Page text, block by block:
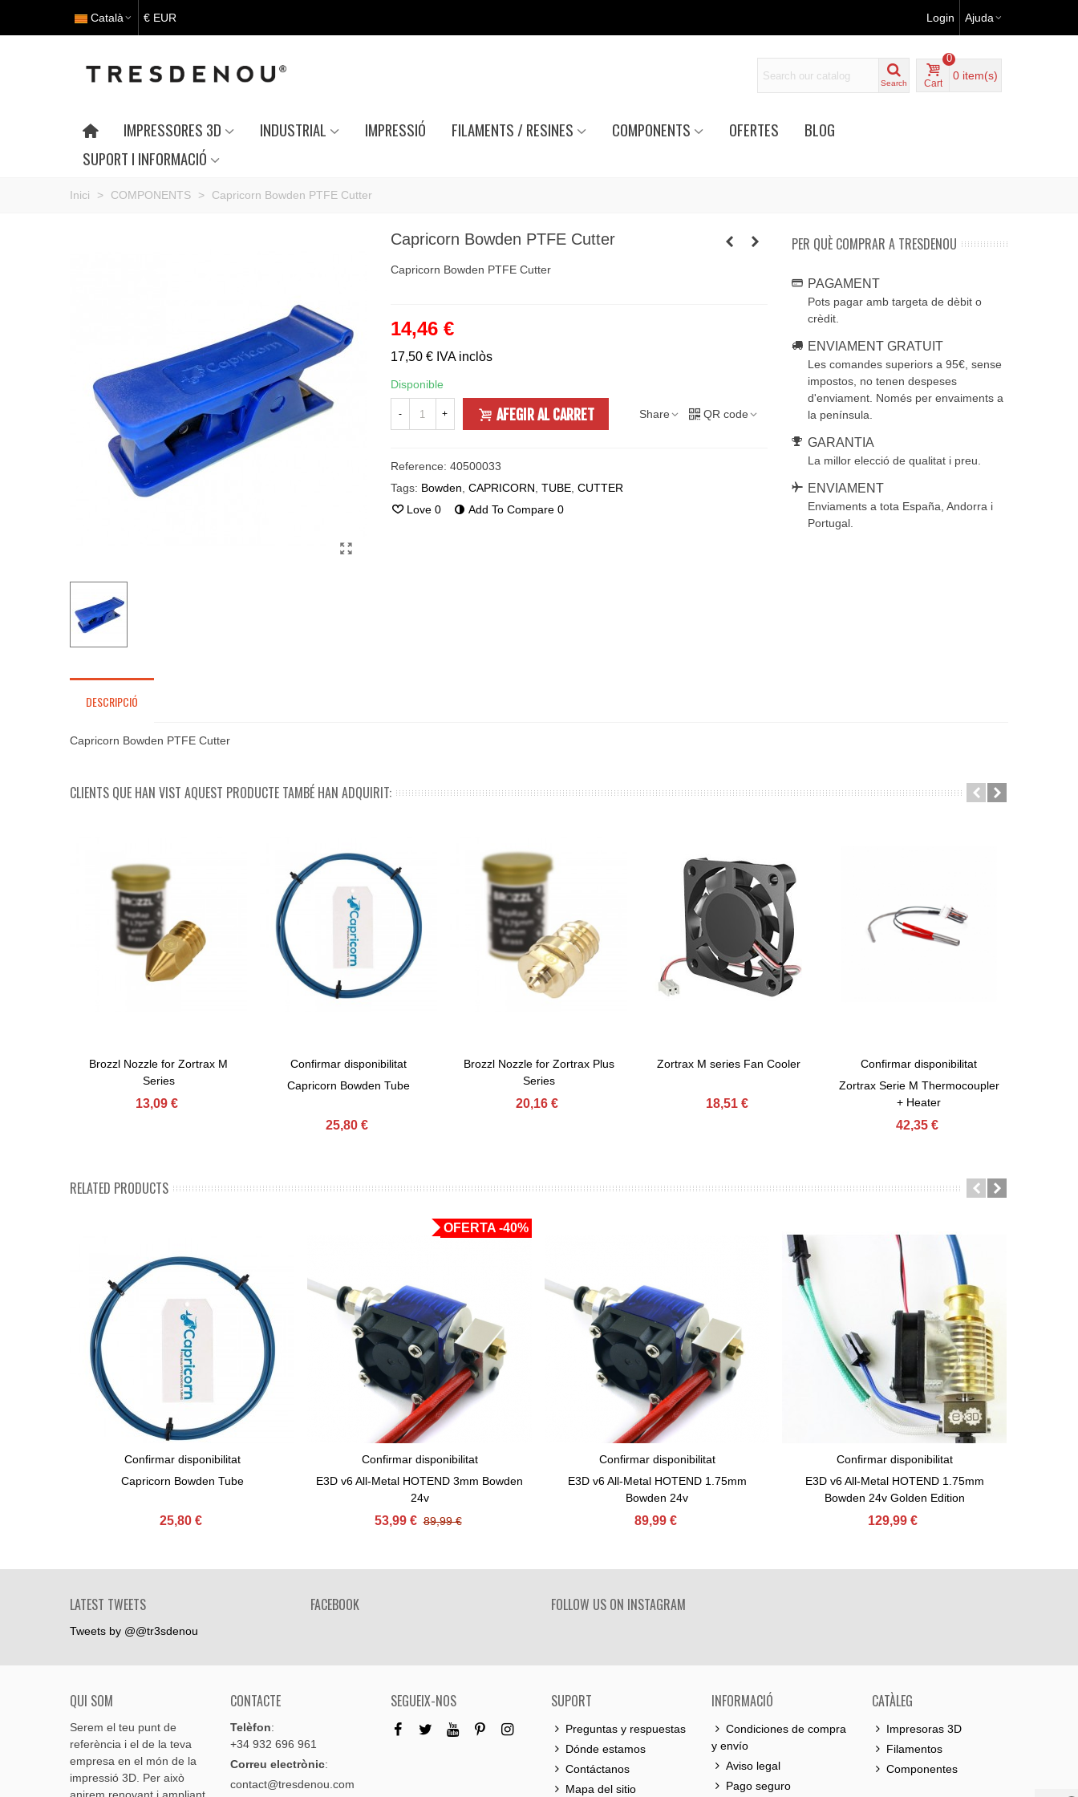
Català € EUR Login Ajuda
Search Cart
0
0 item(s)
IMPRESSORES 3D INDUSTRIAL IMPRESSIÓ FILAMENTS / RESINES COMPONENTS OFERTES
BLOG
SUPORT I INFORMACIÓ
Inici > COMPONENTS > Capricorn Bowden PTFE Cutter
Capricorn Bowden PTFE Cutter
Capricorn Bowden PTFE Cutter
14,46 €
17,50 € IVA inclòs
Disponible
- + AFEGIR AL CARRET Share QR code
Reference: 40500033
Tags: Bowden CAPRICORN TUBE, CUTTER
Love 0 Add To Compare 0
PER QUÈ COMPRAR A TRESDENOU
PAGAMENT
Pots pagar amb targeta de dèbit o
crèdit.
ENVIAMENT GRATUIT
Les comandes superiors a 95€, sense
impostos, no tenen despeses
d'enviament. Només per envaiments a
la península.
GARANTIA
La millor elecció de qualitat i preu.
ENVIAMENT
Enviaments a tota España, Andorra i
Portugal.
DESCRIPCIÓ
Capricorn Bowden PTFE Cutter
CLIENTS QUE HAN VIST AQUEST PRODUCTE TAMBÉ HAN ADQUIRIT:
Afegir Al Carret
Brozzl Nozzle for Zortrax M
Series
13,09 €
View More
Confirmar disponibilitat
Capricorn Bowden Tube
25,80 €
Afegir Al Carret
Brozzl Nozzle for Zortrax Plus
Series
20,16 €
Afegir Al Carret
Zortrax M series Fan Cooler
18,51 €
View More
Confirmar disponibilitat
Zortrax Serie M Thermocoupler
+ Heater
42,35 €
RELATED PRODUCTS
View More
Confirmar disponibilitat
Capricorn Bowden Tube
25,80 €
OFERTA -40%
View More
Confirmar disponibilitat
E3D v6 All-Metal HOTEND 3mm Bowden
24v
53,99 € 89,99 €
View More
Confirmar disponibilitat
E3D v6 All-Metal HOTEND 1.75mm
Bowden 24v
89,99 €
View More
Confirmar disponibilitat
E3D v6 All-Metal HOTEND 1.75mm
Bowden 24v Golden Edition
129,99 €
LATEST TWEETS
Tweets by @@tr3sdenou
FACEBOOK FOLLOW US ON INSTAGRAM
QUI SOM
Serem el teu punt de
referència i el de la teva
empresa en el món de la
impressió 3D. Per això
CONTACTE
Telèfon:
+34 932 696 961
Correu electrònic:
contact@tresdenou.com
SEGUEIX-NOS SUPORT
Preguntas y respuestas
Dónde estamos
Contáctanos
Mapa del sitio
INFORMACIÓ
Condiciones de compra
y envío
Aviso legal
Pago seguro
CATÀLEG
Impresoras 3D
Filamentos
Componentes